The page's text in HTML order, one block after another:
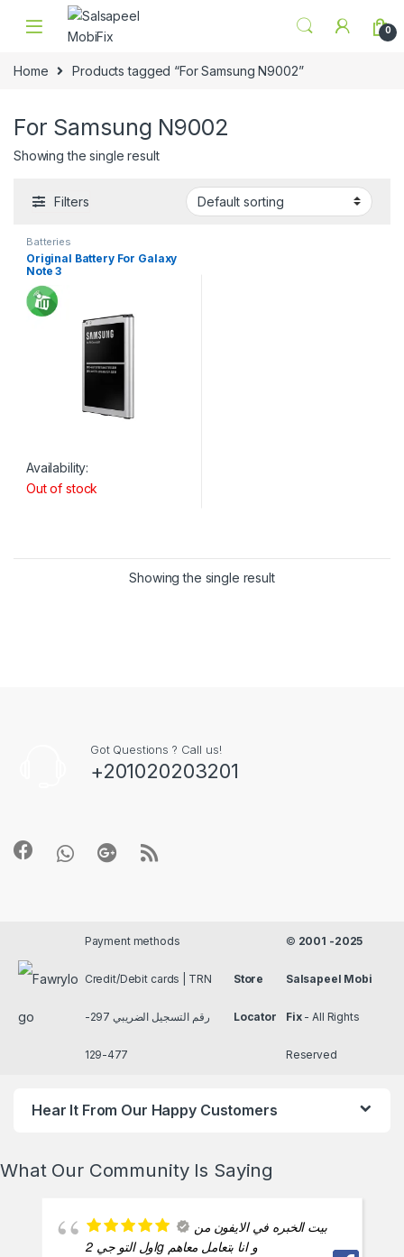
Skip to navigation
Skip to content
0
Home Products tagged “For Samsung N9002”
For Samsung N9002
Showing the single result
Filters
Batteries
Original Battery For Galaxy
Note 3
Availability:
Out of stock
Showing the single result
Got Questions ? Call us!
+201020203201
Payment methods
Credit/Debit cards | TRN
رقم التسجيل الضريبي 297-
477-129
Store
Locator
© 2001 -2025
Salsapeel Mobi
Fix- All Rights
Reserved
Hear It From Our Happy Customers
What Our Community Is Saying
بيت الخبره في الايفون من
اول التو جي 2g و انا بتعامل معاهم